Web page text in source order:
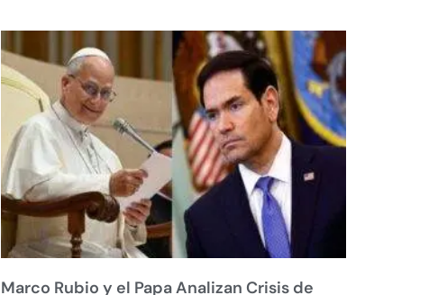
Marco Rubio y el Papa Analizan Crisis de